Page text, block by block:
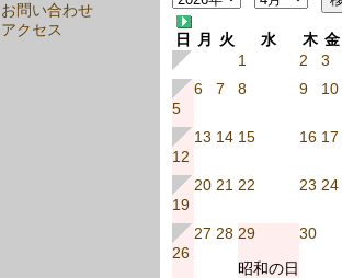
お問い合わせ
アクセス
日 月 火 水 木 金
1
2 3
5
6 7 8 9 10
12
13 14 15 16 17
19
20 21 22 23 24
26
27 28 29
昭和の日
30